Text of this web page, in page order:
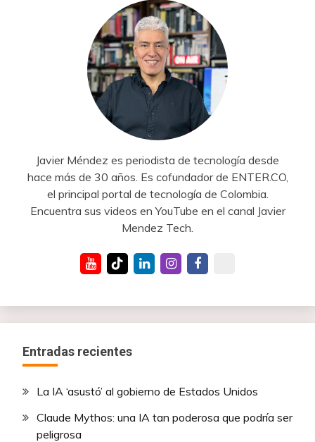
Javier Méndez es periodista de tecnología desde
hace más de 30 años. Es cofundador de ENTER.CO,
el principal portal de tecnología de Colombia.
Encuentra sus videos en YouTube en el canal Javier
Mendez Tech.
Entradas recientes
La IA ‘asustó’ al gobierno de Estados Unidos
Claude Mythos: una IA tan poderosa que podría ser
peligrosa